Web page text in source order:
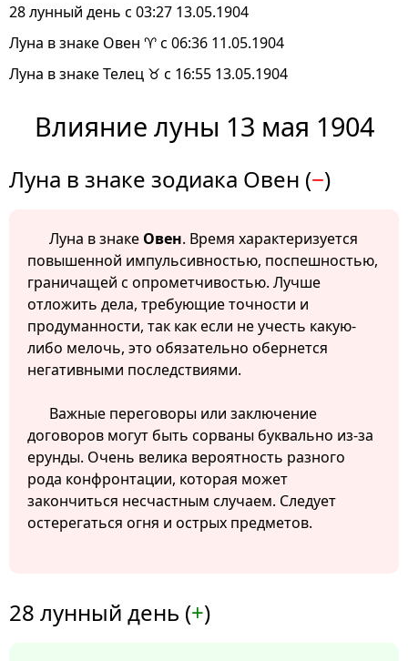
28 лунный день с 03:27 13.05.1904
Луна в знаке Овен ♈ с 06:36 11.05.1904
Луна в знаке Телец ♉ с 16:55 13.05.1904
Влияние луны 13 мая 1904
Луна в знаке зодиака Овен (−)
Луна в знаке Овен. Время характеризуется
повышенной импульсивностью, поспешностью,
граничащей с опрометчивостью. Лучше
отложить дела, требующие точности и
продуманности, так как если не учесть какую-
либо мелочь, это обязательно обернется
негативными последствиями.
Важные переговоры или заключение
договоров могут быть сорваны буквально из-за
ерунды. Очень велика вероятность разного
рода конфронтации, которая может
закончиться несчастным случаем. Следует
остерегаться огня и острых предметов.
28 лунный день (+)